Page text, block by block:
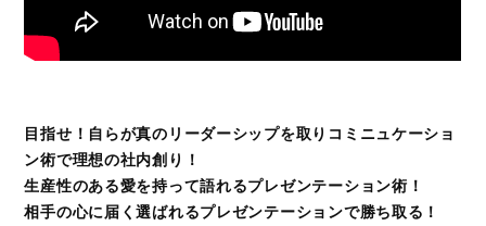
目指せ！自らが真のリーダーシップを取りコミニュケーショ
ン術で理想の社内創り！
生産性のある愛を持って語れるプレゼンテーション術！
相手の心に届く選ばれるプレゼンテーションで勝ち取る！